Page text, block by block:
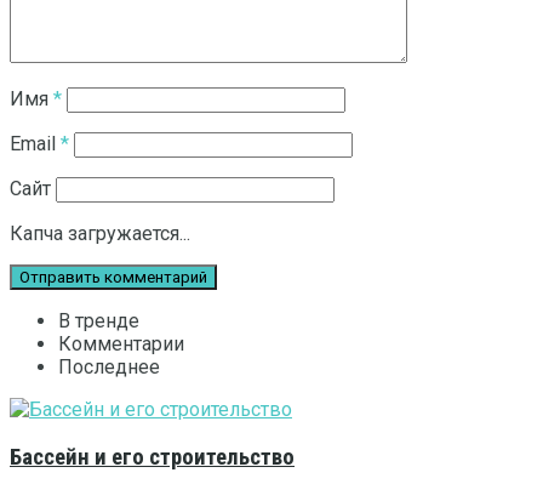
Имя *
Email *
Сайт
Капча загружается...
В тренде
Комментарии
Последнее
Бассейн и его строительство